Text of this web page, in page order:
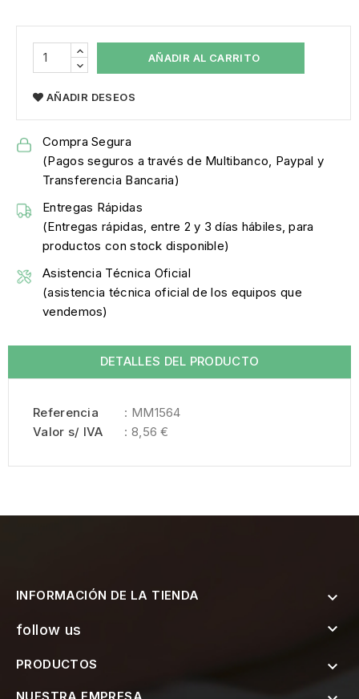
AÑADIR AL CARRITO
AÑADIR DESEOS
Compra Segura
(Pagos seguros a través de Multibanco, Paypal y
Transferencia Bancaria)
Entregas Rápidas
(Entregas rápidas, entre 2 y 3 días hábiles, para
productos con stock disponible)
Asistencia Técnica Oficial
(asistencia técnica oficial de los equipos que
vendemos)
DETALLES DEL PRODUCTO
Referencia
: MM1564
Valor s/ IVA
: 8,56 €
INFORMACIÓN DE LA TIENDA 
follow us 
PRODUCTOS 